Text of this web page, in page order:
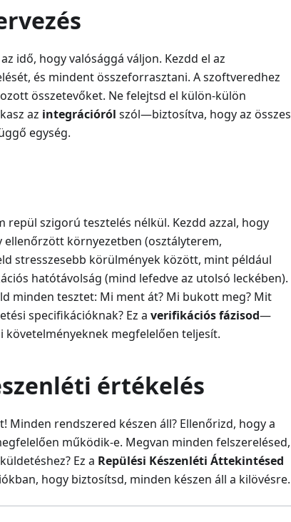
idő, hogy valósággá váljon. Kezdd el az
és mindent összeforrasztani. A szoftveredhez
összetevőket. Ne felejtsd el külön-külön
az integrációról szól—biztosítva, hogy az összes
egység.
szigorú tesztelés nélkül. Kezdd azzal, hogy
környezetben (osztályterem,
stresszesebb körülmények között, mint például
hatótávolság (mind lefedve az utolsó leckében).
minden tesztet: Mi ment át? Mi bukott meg? Mit
specifikációknak? Ez a verifikációs fázisod—
megfelelően teljesít.
értékelés
Minden rendszered készen áll? Ellenőrizd, hogy a
működik-e. Megvan minden felszerelésed,
Ez a Repülési Készenléti Áttekintésed
hogy biztosítsd, minden készen áll a kilövésre.